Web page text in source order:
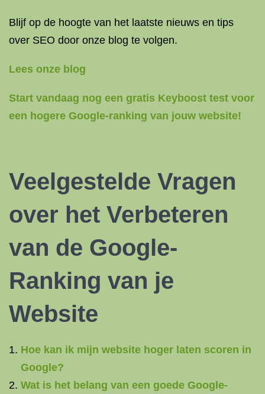
Blijf op de hoogte van het laatste nieuws en tips
over SEO door onze blog te volgen.
Lees onze blog
Start vandaag nog een gratis Keyboost test voor
een hogere Google-ranking van jouw website!
Veelgestelde Vragen
over het Verbeteren
van de Google-
Ranking van je
Website
Hoe kan ik mijn website hoger laten scoren in
Google?
Wat is het belang van een goede Google-